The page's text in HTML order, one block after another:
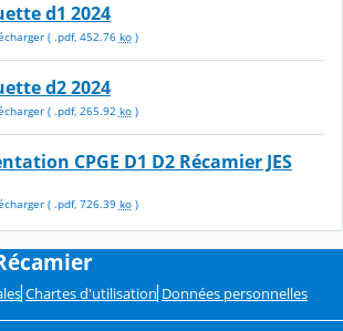
d1 2024
( .pdf, 452.76 ko)
d2 2024
( .pdf, 265.92 ko)
CPGE D1 D2 Récamier JES
( .pdf, 726.39 ko)
Chartes d'utilisation Données personnelles